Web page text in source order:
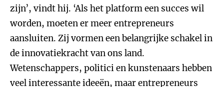
zijn’, vindt hij. ‘Als het platform een succes wil
worden, moeten er meer entrepreneurs
aansluiten. Zij vormen een belangrijke schakel in
de innovatiekracht van ons land.
Wetenschappers, politici en kunstenaars hebben
veel interessante ideeën, maar entrepreneurs